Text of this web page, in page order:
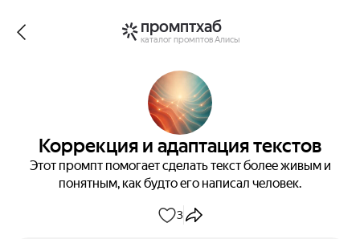
промптхаб
каталог промптов Алисы
Коррекция и адаптация текстов
Этот промпт помогает сделать текст более живым и
понятным, как будто его написал человек.
3